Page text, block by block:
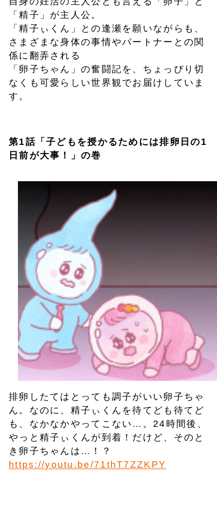
「精子」が主人公。
「精子ぃくん」との逢瀬を願いながらも、
さまざまな身体の事情やパートナーとの関
係に翻弄される
「卵子ちゃん」の奮闘記を、ちょっぴり切
なくも可愛らしい世界観でお届けしていま
す。
第1話「子どもを授かるためには排卵日の1
日前が大事！」の巻
排卵したてはとっても調子がいい卵子ちゃ
ん。なのに、精子ぃくんを待てども待てど
も、なかなかやってこない…。​24時間後、
やっと精子ぃくんが到着！だけど、そのと
き卵子ちゃんは…！？​
https://youtu.be/71thT7ZZKPY